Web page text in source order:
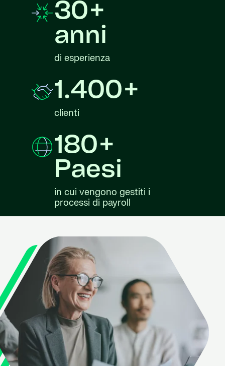
30+
anni
di esperienza
1.400+
clienti
180+
Paesi
in cui vengono gestiti i
processi di payroll